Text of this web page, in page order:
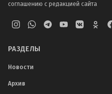
соглашению с редакцией сайта
РАЗДЕЛЫ
Новости
Архив